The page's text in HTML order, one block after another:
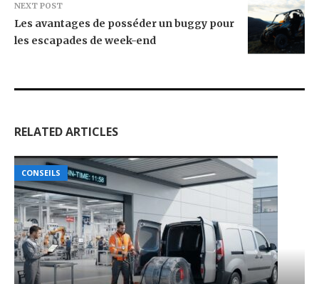
NEXT POST
Les avantages de posséder un buggy pour
les escapades de week-end
RELATED ARTICLES
CONSEILS